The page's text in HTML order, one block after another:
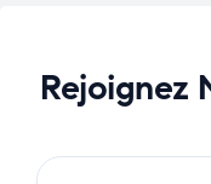
Rejoignez